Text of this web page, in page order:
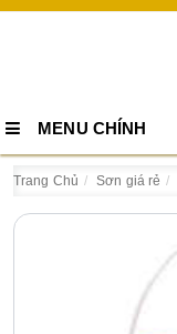
MENU CHÍNH
Trang Chủ Sơn giá rẻ